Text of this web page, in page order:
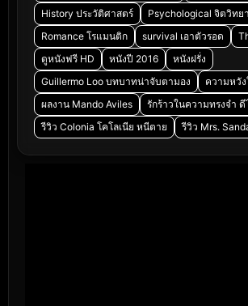
History ประวัติศาสตร์
Psychological จิตวิทยา
Romance โรแมนติก
survival เอาตัวรอด
ดูหนังฟรี HD
หนังปี 2016
หนังฝรั่ง
Guillermo Loo บทบาทน่าจับตามอง
ความหวั
ผลงาน Mando Aviles
รักร้าวในความทรงจำ ดี
รีวิว Colonia โคโลเนีย หนีตาย
รีวิว Mrs.